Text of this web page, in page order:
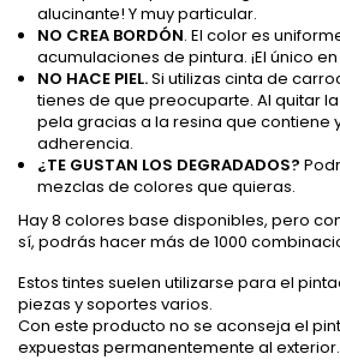
alucinante! Y muy particular.
NO CREA BORDÓN. El color es
acumulaciones de pintura. ¡El único
NO HACE PIEL.Si utilizas cinta de
tienes de que preocuparte. Al quitar
pela gracias a la resina que contiene
adherencia.
¿TE GUSTAN LOS DEGRADADOS?
mezclas de colores que quieras.
Hay 8 colores base disponibles, pero
sí, podrás hacer más de 1000
Estos tintes suelen utilizarse para el
piezas y soportes varios.
Con este producto no se aconseja el
expuestas permanentemente al exterior.